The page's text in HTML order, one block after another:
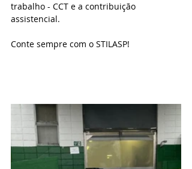
trabalho - CCT e a contribuição
assistencial.
Conte sempre com o STILASP!